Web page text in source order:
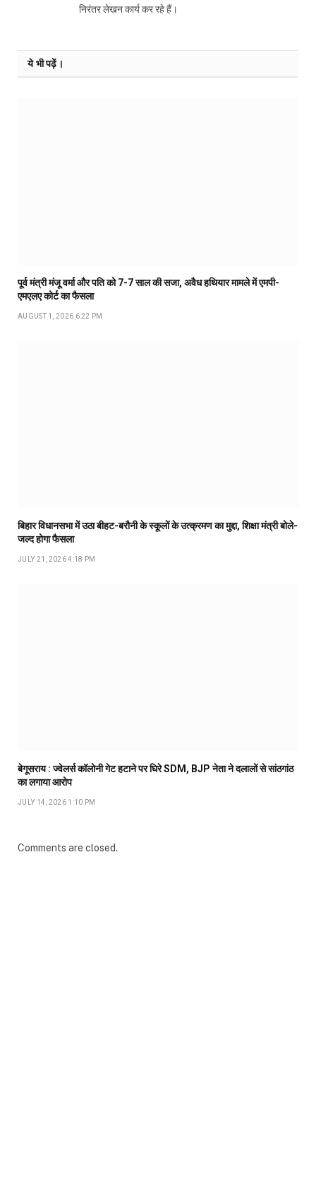
निरंतर लेखन कार्य कर रहे हैं।
ये भी पढ़ें।
पूर्व मंत्री मंजू वर्मा और पति को 7-7 साल की सजा, अवैध हथियार मामले में एमपी-
एमएलए कोर्ट का फैसला
AUGUST 1, 2026 6:22 PM
बिहार विधानसभा में उठा बीहट-बरौनी के स्कूलों के उत्क्रमण का मुद्दा, शिक्षा मंत्री बोले-
जल्द होगा फैसला
JULY 21, 2026 4:18 PM
बेगूसराय : ज्वेलर्स कॉलोनी गेट हटाने पर घिरे SDM, BJP नेता ने दलालों से सांठगांठ
का लगाया आरोप
JULY 14, 2026 1:10 PM
Comments are closed.